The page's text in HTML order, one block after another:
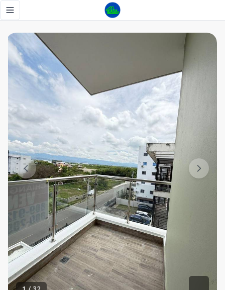
Toggle navigation menu
Ubicación privilegiada a pasos del HOMS - Tu Casa RD